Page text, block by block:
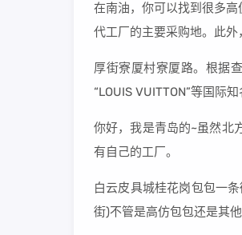
在南油，你可以找到很多
代工厂的主要采购地。此外
厚街寮厦村寮厦路。根据
“LOUIS VUITTON”等国际知
你好，我是青岛的~虽然北
有自己的工厂。
白云皮具城桂花岗包包一
街)不管是高仿包包还是其